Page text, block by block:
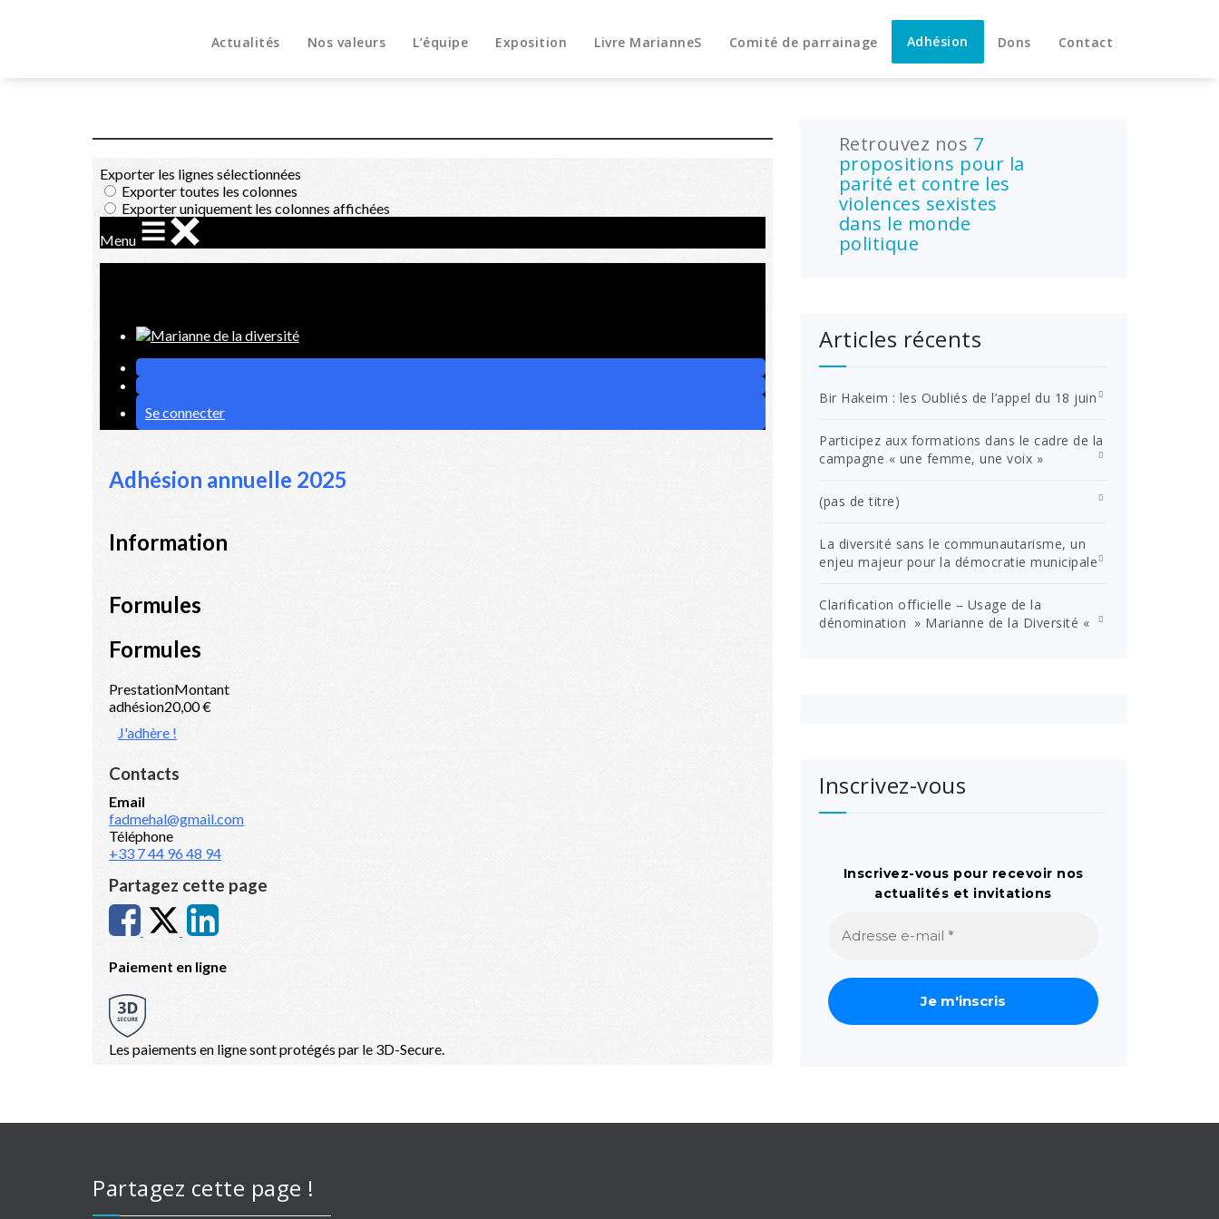
Actualités Nos valeurs L’équipe Exposition Livre MarianneS Comité de parrainage Adhésion Dons Contact
Retrouvez nos 7
propositions pour la
parité et contre les
violences sexistes
dans le monde
politique
Articles récents
Bir Hakeim : les Oubliés de l’appel du 18 juin
Participez aux formations dans le cadre de la
campagne « une femme, une voix »
(pas de titre)
La diversité sans le communautarisme, un
enjeu majeur pour la démocratie municipale
Clarification officielle – Usage de la
dénomination » Marianne de la Diversité «
Inscrivez-vous
Inscrivez-vous pour recevoir nos
actualités et invitations
Partagez cette page !